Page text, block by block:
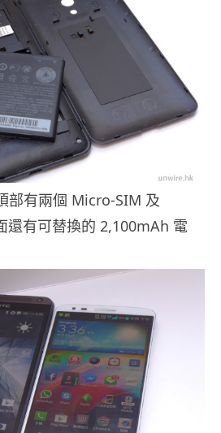
部有兩個 Micro-SIM 及
還有可替換的 2,100mAh 電